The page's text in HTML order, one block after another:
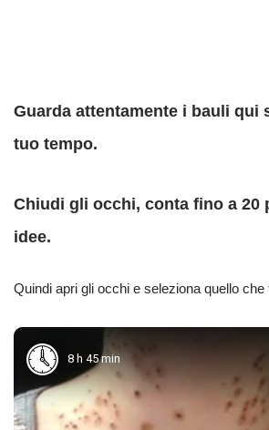
Guarda attentamente i bauli qui
tuo tempo.
Chiudi gli occhi, conta fino a 20
idee.
Quindi apri gli occhi e seleziona quello che
8 h 45 min